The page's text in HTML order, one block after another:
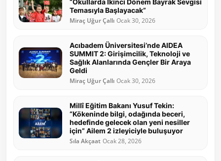
“Okullarda İkinci Dönem Bayrak Sevgisi
Temasıyla Başlayacak”
Miraç Uğur Çallı Ocak 30, 2026
Acıbadem Üniversitesi’nde AIDEA
SUMMIT 2: Girişimcilik, Teknoloji ve
Sağlık Alanlarında Gençler Bir Araya
Geldi
Miraç Uğur Çallı Ocak 30, 2026
Millî Eğitim Bakanı Yusuf Tekin:
“Kökeninde bilgi, odağında beceri,
hedefinde gelecek olan yeni nesiller
için” Ailem 2 izleyiciyle buluşuyor
Sıla Akçaat Ocak 28, 2026